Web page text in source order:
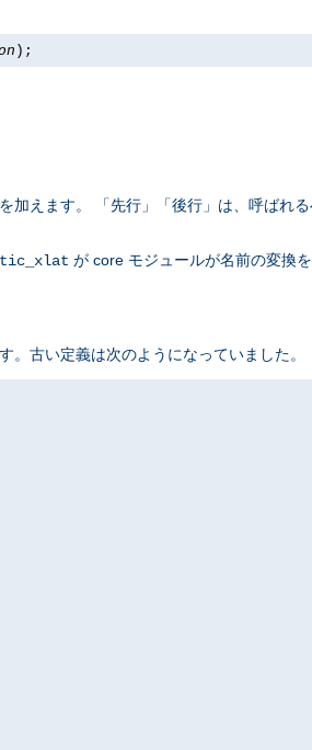
);
えます。 「先行」「後行」は、呼ばれる
が core モジュールが名前の変換
古い定義は次のようになっていました。